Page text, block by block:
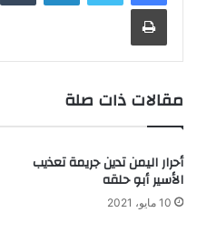
مقالات ذات صلة
أحرار اليمن تدين جريمة تعذيب
الأسير أبو حلقه
10 مايو، 2021